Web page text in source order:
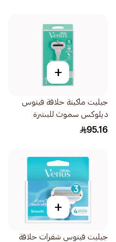
+
جيليت ماكينة حلاقة فينوس
ديلوكس سموث للبشرة
الحساسة 1قطعة
95.16
+
جيليت فينوس شفرات حلاقة